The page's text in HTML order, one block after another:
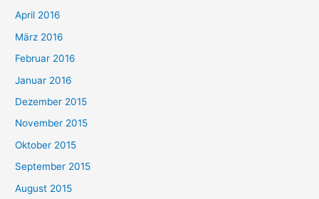
April 2016
März 2016
Februar 2016
Januar 2016
Dezember 2015
November 2015
Oktober 2015
September 2015
August 2015